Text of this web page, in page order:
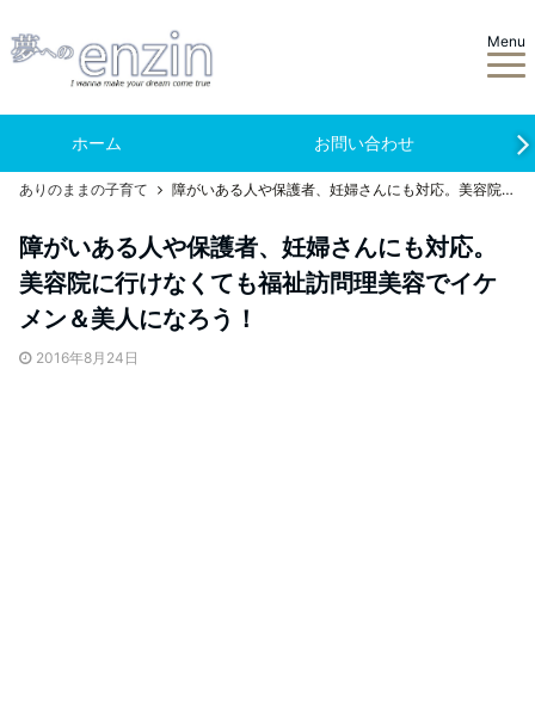
Menu
ホーム お問い合わせ
ありのままの子育て 障がいある人や保護者、妊婦さんにも対応。美容院に行けなくても福祉訪問理美容でイケメン＆美人になろう！
障がいある人や保護者、妊婦さんにも対応。
美容院に行けなくても福祉訪問理美容でイケ
メン＆美人になろう！
2016年8月24日